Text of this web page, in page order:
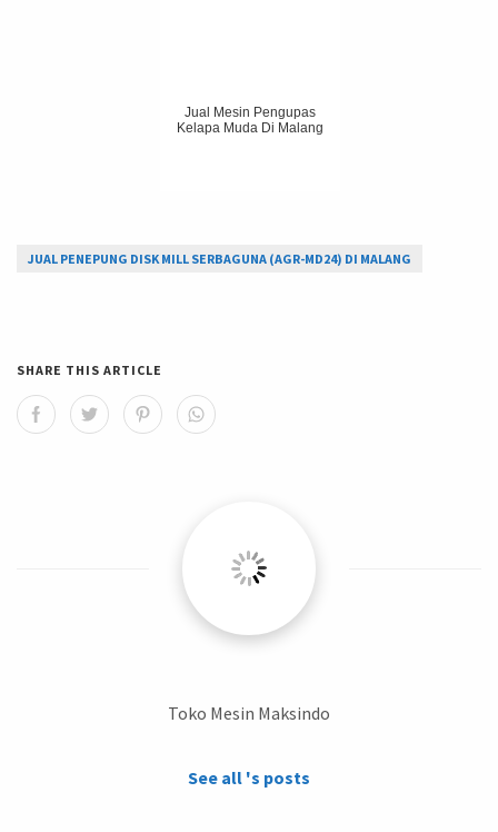
Jual Mesin Pengupas
Kelapa Muda Di Malang
JUAL PENEPUNG DISK MILL SERBAGUNA (AGR-MD24) DI MALANG
SHARE THIS ARTICLE
Toko Mesin Maksindo
See all 's posts